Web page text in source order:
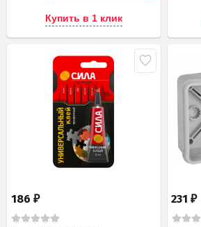
Купить в 1 клик
186 ₽ 231₽